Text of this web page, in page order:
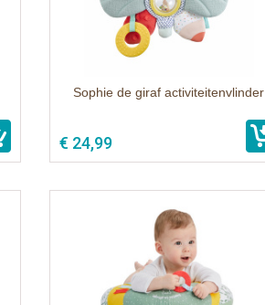
Sophie de giraf activiteitenvlinder
€ 24,99